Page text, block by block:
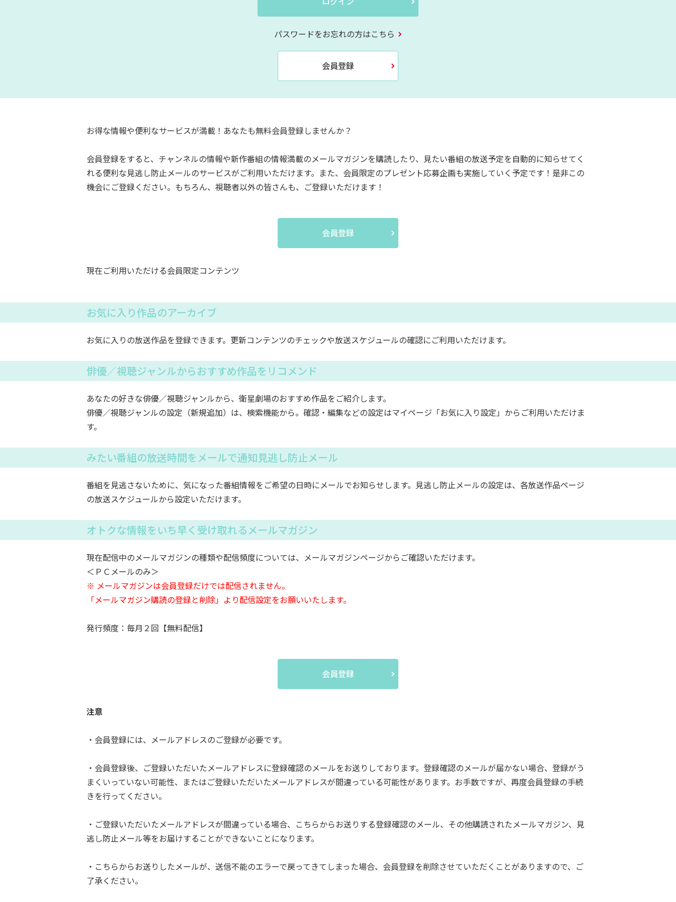
パスワードをお忘れの方はこちら
会員登録
お得な情報や便利なサービスが満載！あなたも無料会員登録しませんか？
会員登録をすると、チャンネルの情報や新作番組の情報満載のメールマガジンを購読したり、見たい番組の放送予定を自動的に知らせてく
れる便利な見逃し防止メールのサービスがご利用いただけます。また、会員限定のプレゼント応募企画も実施していく予定です！是非この
機会にご登録ください。もちろん、視聴者以外の皆さんも、ご登録いただけます！
会員登録
現在ご利用いただける会員限定コンテンツ
お気に入り作品のアーカイブ
お気に入りの放送作品を登録できます。更新コンテンツのチェックや放送スケジュールの確認にご利用いただけます。
俳優／視聴ジャンルからおすすめ作品をリコメンド
あなたの好きな俳優／視聴ジャンルから、衛星劇場のおすすめ作品をご紹介します。
俳優／視聴ジャンルの設定（新規追加）は、検索機能から。確認・編集などの設定はマイページ「お気に入り設定」からご利用いただけま
す。
みたい番組の放送時間をメールで通知見逃し防止メール
番組を見逃さないために、気になった番組情報をご希望の日時にメールでお知らせします。見逃し防止メールの設定は、各放送作品ページ
の放送スケジュールから設定いただけます。
オトクな情報をいち早く受け取れるメールマガジン
現在配信中のメールマガジンの種類や配信頻度については、メールマガジンページからご確認いただけます。
＜ＰＣメールのみ＞
※ メールマガジンは会員登録だけでは配信されません。
「メールマガジン購読の登録と削除」より配信設定をお願いいたします。
発行頻度：毎月２回【無料配信】
会員登録
注意
・会員登録には、メールアドレスのご登録が必要です。
・会員登録後、ご登録いただいたメールアドレスに登録確認のメールをお送りしております。登録確認のメールが届かない場合、登録がう
まくいっていない可能性、またはご登録いただいたメールアドレスが間違っている可能性があります。お手数ですが、再度会員登録の手続
きを行ってください。
・ご登録いただいたメールアドレスが間違っている場合、こちらからお送りする登録確認のメール、その他購読されたメールマガジン、見
逃し防止メール等をお届けすることができないことになります。
・こちらからお送りしたメールが、送信不能のエラーで戻ってきてしまった場合、会員登録を削除させていただくことがありますので、ご
了承ください。